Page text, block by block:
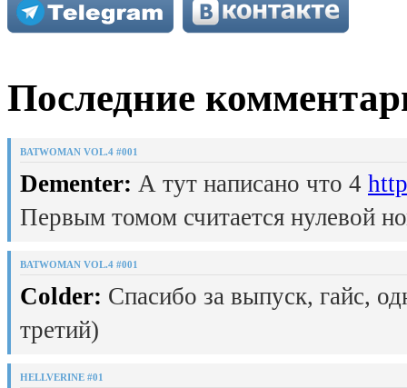
Последние
BATWOMAN VOL.4 #001
Dementer: А тут написано что 4
Первым томом считается нулевой
BATWOMAN VOL.4 #001
Colder: Спасибо за выпуск, гайс,
третий)
HELLVERINE #01